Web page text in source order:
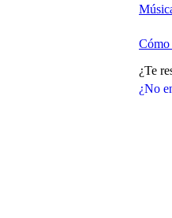
¿No
Cómo
¿Te